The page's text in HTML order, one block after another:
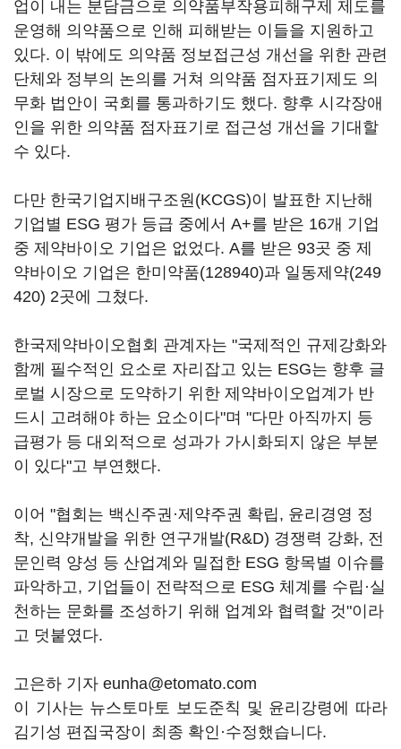
업이 내는 분담금으로 의약품부작용피해구제 제도를
운영해 의약품으로 인해 피해받는 이들을 지원하고
있다. 이 밖에도 의약품 정보접근성 개선을 위한 관련
단체와 정부의 논의를 거쳐 의약품 점자표기제도 의
무화 법안이 국회를 통과하기도 했다. 향후 시각장애
인을 위한 의약품 점자표기로 접근성 개선을 기대할
수 있다.
다만 한국기업지배구조원(KCGS)이 발표한 지난해
기업별 ESG 평가 등급 중에서 A+를 받은 16개 기업
중 제약바이오 기업은 없었다. A를 받은 93곳 중 제
약바이오 기업은 한미약품(128940)과 일동제약(249
420) 2곳에 그쳤다.
한국제약바이오협회 관계자는 "국제적인 규제강화와
함께 필수적인 요소로 자리잡고 있는 ESG는 향후 글
로벌 시장으로 도약하기 위한 제약바이오업계가 반
드시 고려해야 하는 요소이다"며 "다만 아직까지 등
급평가 등 대외적으로 성과가 가시화되지 않은 부분
이 있다"고 부연했다.
이어 "협회는 백신주권·제약주권 확립, 윤리경영 정
착, 신약개발을 위한 연구개발(R&D) 경쟁력 강화, 전
문인력 양성 등 산업계와 밀접한 ESG 항목별 이슈를
파악하고, 기업들이 전략적으로 ESG 체계를 수립·실
천하는 문화를 조성하기 위해 업계와 협력할 것"이라
고 덧붙였다.
고은하 기자 eunha@etomato.com
이 기사는 뉴스토마토 보도준칙 및 윤리강령에 따라
김기성 편집국장이 최종 확인·수정했습니다.